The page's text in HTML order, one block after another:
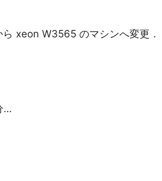
xeon W3565 のマシンへ変更．
…